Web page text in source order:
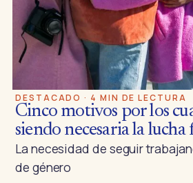
DESTACADO · 4 MIN DE LECTURA
Cinco motivos por los
siendo necesaria la lucha
La necesidad de seguir
de género